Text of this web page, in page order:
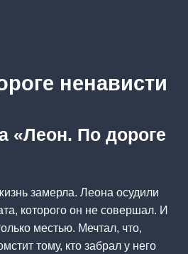
ненависти
«Леон. По дороге
замерла. Леона осудили
которого он не совершал. И
местью. Мечтал, что,
тому, кто забрал у него